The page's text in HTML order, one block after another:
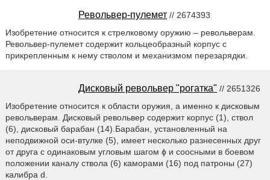
Револьвер-пулемет // 2674393
Изобретение относится к стрелковому оружию – револьверам.
Револьвер-пулемет содержит кольцеобразный корпус с
прикрепленным к нему стволом и механизмом перезарядки.
Дисковый револьвер "рогатка" // 2651326
Изобретение относится к области оружия, а именно к дисковым
револьверам. Дисковый револьвер содержит корпус (1), ствол
(6), дисковый барабан (14).Барабан, установленный на
неподвижной оси-втулке (5), имеет несколько разнесенных друг
от друга с одинаковым угловым шагом ϕ и соосными в боевом
положении каналу ствола (6) каморами (16) под патроны (27)
калибра d.